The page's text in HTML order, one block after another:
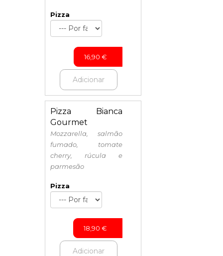
Pizza
16,90 €
Adicionar
Pizza Bianca
Gourmet
Mozzarella, salmão
fumado, tomate
cherry, rúcula e
parmesão
Pizza
18,90 €
Adicionar